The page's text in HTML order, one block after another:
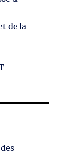
de la